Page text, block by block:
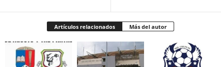
Artículos relacionados Más del autor